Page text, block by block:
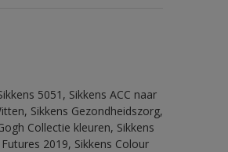
5051, Sikkens ACC naar
Sikkens Gezondheidszorg,
Collectie kleuren, Sikkens
2019, Sikkens Colour